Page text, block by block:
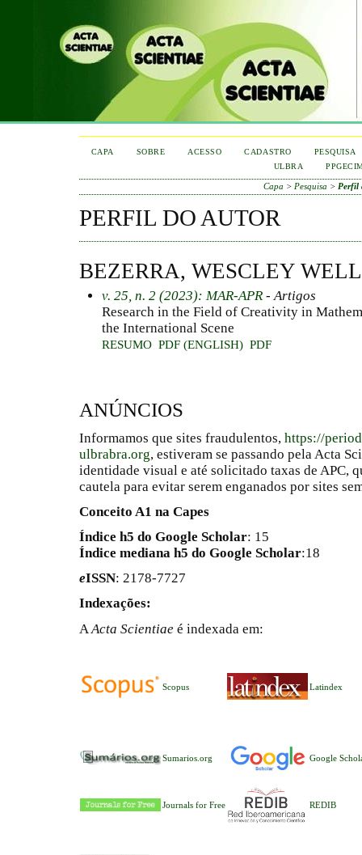
CAPA SOBRE ACESSO CADASTRO
PESQUISA
ULBRA
Capa > Pesquisa > Perfil
PERFIL DO AUTOR
BEZERRA, WESCLEY
v. 25, n. 2 (2023): MAR-APR - Artigos
Research in the Field of Creativity in
the International Scene
RESUMO PDF (ENGLISH) PDF
ANÚNCIOS
Informamos que sites fraudulentos, https://
ulbrabra.org, estiveram se passando pela Acta
identidade visual e até solicitado taxas de APC,
cautela para evitar serem enganados por sites
Conceito A1 na Capes
Índice h5 do Google Scholar: 15
Índice mediana h5 do Google Scholar:18
eISSN: 2178-7727
Indexações:
A Acta Scientiae é indexada em:
Scopus Latindex
Sumarios.org Google
Journals for Free REDIB